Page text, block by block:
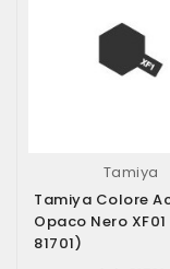
Tamiya
Tamiya Colore
Opaco Nero
81701)